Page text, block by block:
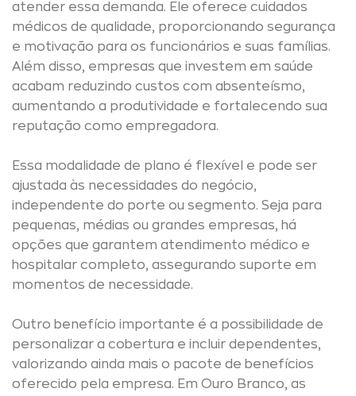
atender essa demanda. Ele oferece cuidados
médicos de qualidade, proporcionando segurança
e motivação para os funcionários e suas famílias.
Além disso, empresas que investem em saúde
acabam reduzindo custos com absenteísmo,
aumentando a produtividade e fortalecendo sua
reputação como empregadora.
Essa modalidade de plano é flexível e pode ser
ajustada às necessidades do negócio,
independente do porte ou segmento. Seja para
pequenas, médias ou grandes empresas, há
opções que garantem atendimento médico e
hospitalar completo, assegurando suporte em
momentos de necessidade.
Outro benefício importante é a possibilidade de
personalizar a cobertura e incluir dependentes,
valorizando ainda mais o pacote de benefícios
oferecido pela empresa. Em Ouro Branco, as